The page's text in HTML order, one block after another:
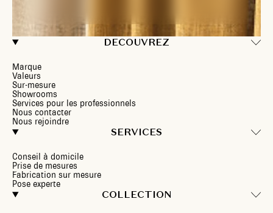
DECOUVREZ
Marque
Valeurs
Sur-mesure
Showrooms
Services pour les professionnels
Nous contacter
Nous rejoindre
SERVICES
Conseil à domicile
Prise de mesures
Fabrication sur mesure
Pose experte
COLLECTION